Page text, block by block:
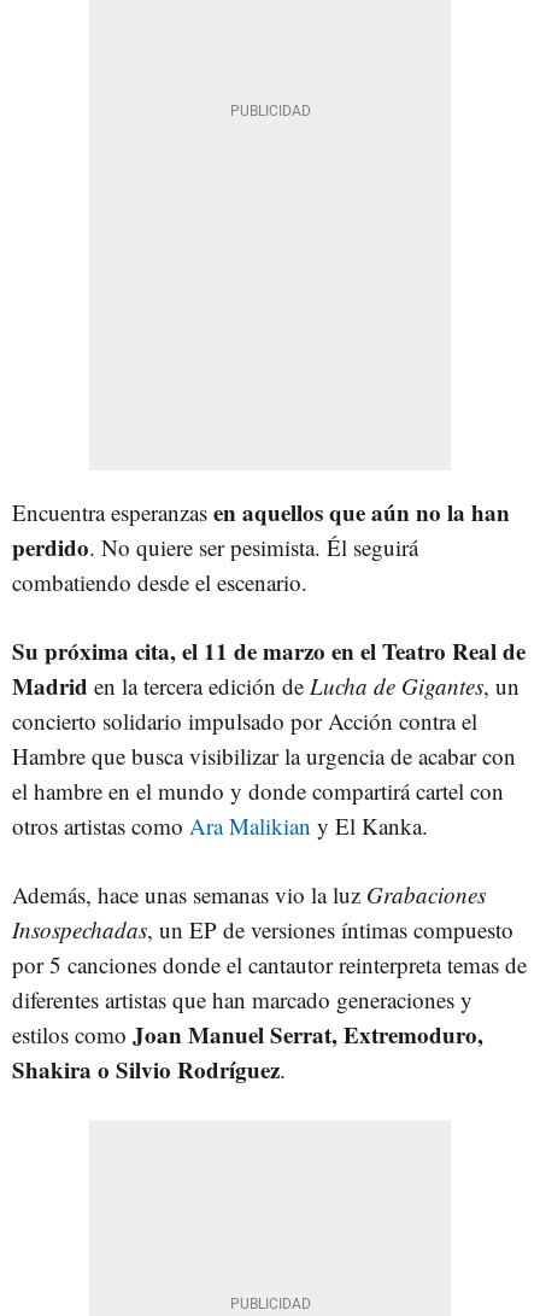
Encuentra esperanzas en aquellos que aún no la han
perdido. No quiere ser pesimista. Él seguirá
combatiendo desde el escenario.
Su próxima cita, el 11 de marzo en el Teatro Real de
Madrid en la tercera edición de Lucha de Gigantes, un
concierto solidario impulsado por Acción contra el
Hambre que busca visibilizar la urgencia de acabar con
el hambre en el mundo y donde compartirá cartel con
otros artistas como Ara Malikian y El Kanka.
Además, hace unas semanas vio la luz Grabaciones
Insospechadas, un EP de versiones íntimas compuesto
por 5 canciones donde el cantautor reinterpreta temas de
diferentes artistas que han marcado generaciones y
estilos como Joan Manuel Serrat, Extremoduro,
Shakira o Silvio Rodríguez.